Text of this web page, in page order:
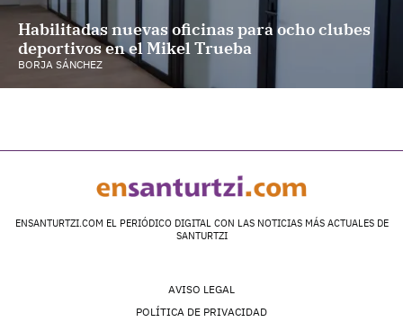
Habilitadas nuevas oficinas para ocho clubes
deportivos en el Mikel Trueba
BORJA SÁNCHEZ
ENSANTURTZI.COM EL PERIÓDICO DIGITAL CON LAS NOTICIAS MÁS ACTUALES DE
SANTURTZI
AVISO LEGAL
POLÍTICA DE PRIVACIDAD